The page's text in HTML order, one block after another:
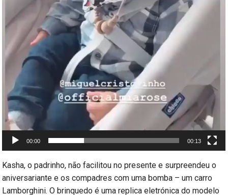
00:00 00:13
Kasha, o padrinho, não facilitou no presente e surpreendeu o
aniversariante e os compadres com uma bomba – um carro
Lamborghini. O brinquedo é uma replica eletrónica do modelo